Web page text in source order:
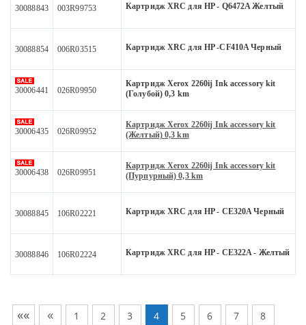
30088843 003R99753 Картридж XRC для HP - Q6472A Желтый
30088854 006R03515 Картридж XRC для HP -CF410A Черный
30006441 026R09950
Картридж Xerox 2260ij Ink accessory kit
(Голубой) 0,3 km
30006435 026R09952
Картридж Xerox 2260ij Ink accessory kit
(Желтый) 0,3 km
30006438 026R09951
Картридж Xerox 2260ij Ink accessory kit
(Пурпурный) 0,3 km
30088845 106R02221 Картридж XRC для HP - CE320A Черный
30088846 106R02224 Картридж XRC для HP - CE322A - Желтый
«« « 1 2 3 4 5 6 7 8